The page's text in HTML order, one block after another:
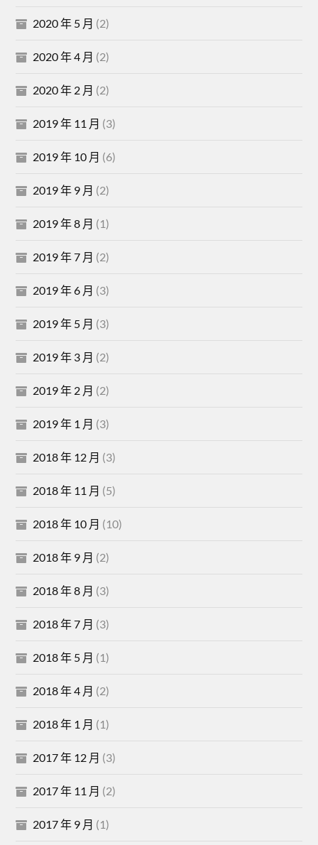
2020 年 5 月 (2)
2020 年 4 月 (2)
2020 年 2 月 (2)
2019 年 11 月 (3)
2019 年 10 月 (6)
2019 年 9 月 (2)
2019 年 8 月 (1)
2019 年 7 月 (2)
2019 年 6 月 (3)
2019 年 5 月 (3)
2019 年 3 月 (2)
2019 年 2 月 (2)
2019 年 1 月 (3)
2018 年 12 月 (3)
2018 年 11 月 (5)
2018 年 10 月 (10)
2018 年 9 月 (2)
2018 年 8 月 (3)
2018 年 7 月 (3)
2018 年 5 月 (1)
2018 年 4 月 (2)
2018 年 1 月 (1)
2017 年 12 月 (3)
2017 年 11 月 (2)
2017 年 9 月 (1)